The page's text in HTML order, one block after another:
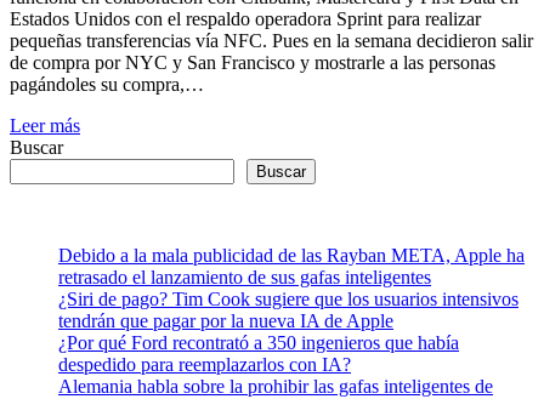
Estados Unidos con el respaldo operadora Sprint para realizar
pequeñas transferencias vía NFC. Pues en la semana decidieron salir
de compra por NYC y San Francisco y mostrarle a las personas
pagándoles su compra,…
Leer más
Buscar
Buscar
Debido a la mala publicidad de las Rayban META, Apple ha
retrasado el lanzamiento de sus gafas inteligentes
¿Siri de pago? Tim Cook sugiere que los usuarios intensivos
tendrán que pagar por la nueva IA de Apple
¿Por qué Ford recontrató a 350 ingenieros que había
despedido para reemplazarlos con IA?
Alemania habla sobre la prohibir las gafas inteligentes de